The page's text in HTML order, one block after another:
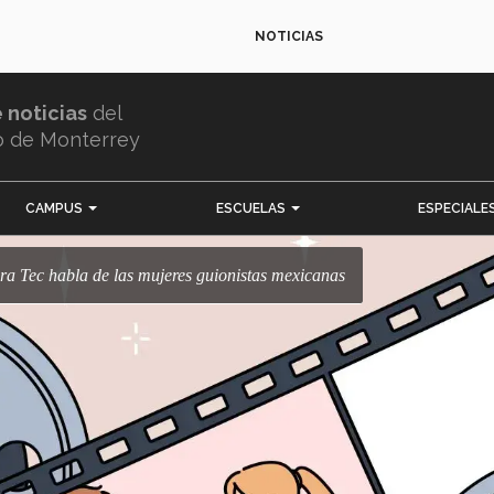
NOTICIAS
noticias del
de Monterrey
CAMPUS ESCUELAS
Tec habla de las mujeres guionistas mexicanas